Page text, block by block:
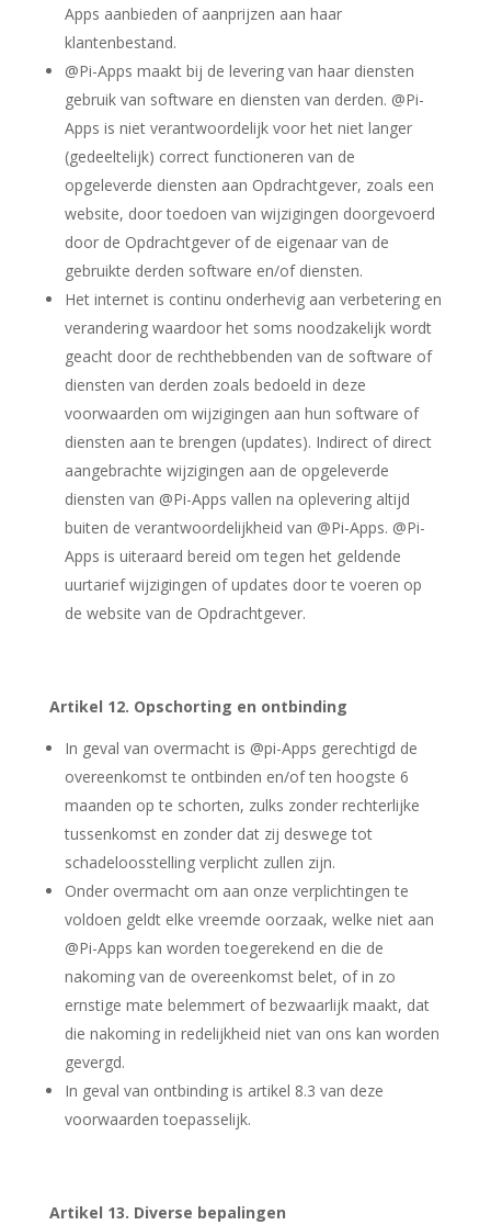
Apps aanbieden of aanprijzen aan haar
klantenbestand.
@Pi-Apps maakt bij de levering van haar diensten
gebruik van software en diensten van derden. @Pi-
Apps is niet verantwoordelijk voor het niet langer
(gedeeltelijk) correct functioneren van de
opgeleverde diensten aan Opdrachtgever, zoals een
website, door toedoen van wijzigingen doorgevoerd
door de Opdrachtgever of de eigenaar van de
gebruikte derden software en/of diensten.
Het internet is continu onderhevig aan verbetering en
verandering waardoor het soms noodzakelijk wordt
geacht door de rechthebbenden van de software of
diensten van derden zoals bedoeld in deze
voorwaarden om wijzigingen aan hun software of
diensten aan te brengen (updates). Indirect of direct
aangebrachte wijzigingen aan de opgeleverde
diensten van @Pi-Apps vallen na oplevering altijd
buiten de verantwoordelijkheid van @Pi-Apps. @Pi-
Apps is uiteraard bereid om tegen het geldende
uurtarief wijzigingen of updates door te voeren op
de website van de Opdrachtgever.
Artikel 12. Opschorting en ontbinding
In geval van overmacht is @pi-Apps gerechtigd de
overeenkomst te ontbinden en/of ten hoogste 6
maanden op te schorten, zulks zonder rechterlijke
tussenkomst en zonder dat zij deswege tot
schadeloosstelling verplicht zullen zijn.
Onder overmacht om aan onze verplichtingen te
voldoen geldt elke vreemde oorzaak, welke niet aan
@Pi-Apps kan worden toegerekend en die de
nakoming van de overeenkomst belet, of in zo
ernstige mate belemmert of bezwaarlijk maakt, dat
die nakoming in redelijkheid niet van ons kan worden
gevergd.
In geval van ontbinding is artikel 8.3 van deze
voorwaarden toepasselijk.
Artikel 13. Diverse bepalingen